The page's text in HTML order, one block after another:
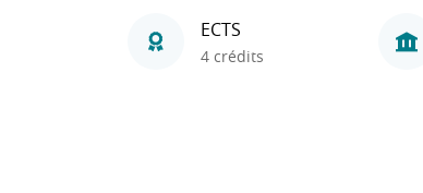
ECTS
4 crédits